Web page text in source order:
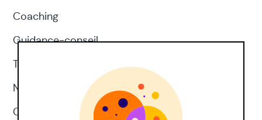
Coaching
Guidance-conseil
Thérapie d'acceptation et d'engagement
Neuropsychologie
CNV